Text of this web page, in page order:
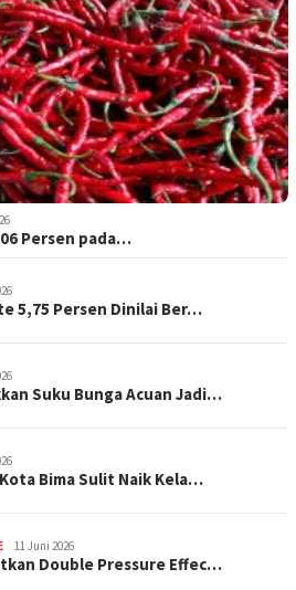
Persen pada…
5,75 Persen Dinilai Ber…
Suku Bunga Acuan Jadi…
Bima Sulit Naik Kela…
11 Juni 2026
Double Pressure Effec…